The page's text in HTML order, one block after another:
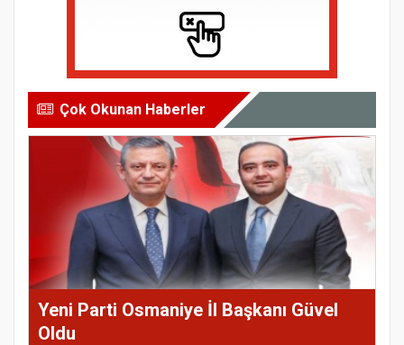
Çok Okunan Haberler
Yeni Parti Osmaniye İl Başkanı Güvel
Oldu